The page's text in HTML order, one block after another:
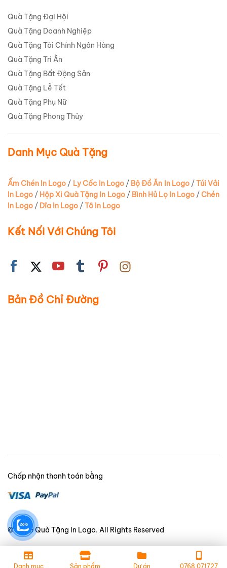
Quà Tặng Đại Hội
Quà Tặng Doanh Nghiệp
Quà Tặng Tài Chính Ngân Hàng
Quà Tặng Tri Ân
Quà Tặng Bất Động Sản
Quà Tặng Lễ Tết
Quà Tặng Phụ Nữ
Quà Tặng Phong Thủy
Danh Mục Quà Tặng
Ấm Chén In Logo / Ly Cốc In Logo/ Bộ Đồ Ăn In Logo/Túi Vải
In Logo / Hộp Xi Quà Tặng In Logo/ Bình Hủ Lọ In Logo/Chén
In Logo / Dĩa In Logo /Tô In Logo
Kết Nối Với Chúng Tôi
Bản Đồ Chỉ Đường
© 2025 Quà Tặng In Logo. All Rights Reserved
Chấp nhận thanh toán bằng
Danh mục Sản phẩm Dự án 0768.071727